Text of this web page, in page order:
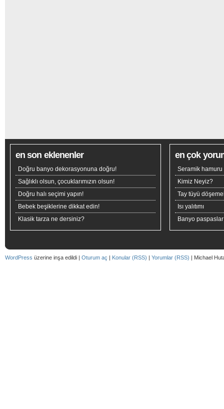
en son eklenenler
Doğru banyo dekorasyonuna doğru!
Sağlıklı olsun, çocuklarımızın olsun!
Doğru halı seçimi yapın!
Bebek beşiklerine dikkat edin!
Klasik tarza ne dersiniz?
en çok
Seramik hamuru
Kimiz Neyiz?
Tay tüyü
Isı yalıtımı
Banyo
WordPress üzerine inşa edildi | Oturum aç | Konular (RSS) | Yorumlar (RSS) | Michael